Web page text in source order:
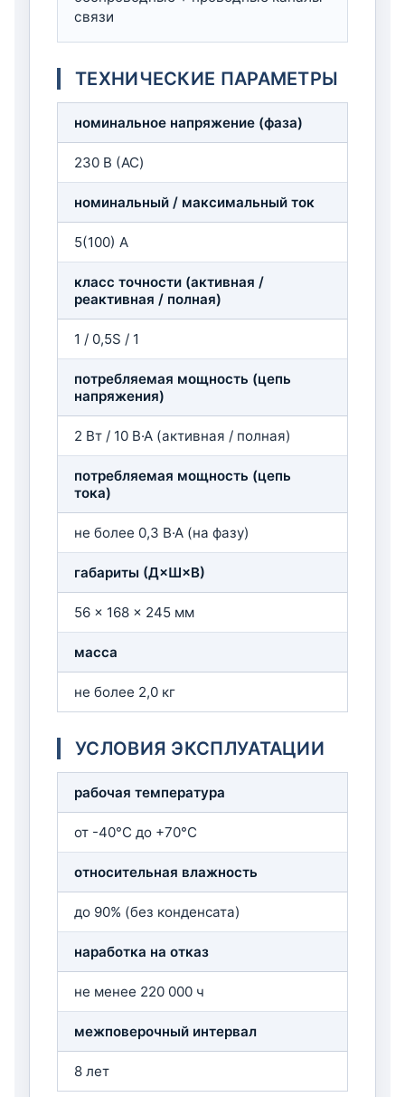
связи
ТЕХНИЧЕСКИЕ ПАРАМЕТРЫ
номинальное напряжение (фаза)
230 В (AC)
номинальный / максимальный ток
5(100) А
класс точности (активная /
реактивная / полная)
1 / 0,5S / 1
потребляемая мощность (цепь
напряжения)
2 Вт / 10 В·А (активная / полная)
потребляемая мощность (цепь
тока)
не более 0,3 В·А (на фазу)
габариты (Д×Ш×В)
56 × 168 × 245 мм
масса
не более 2,0 кг
УСЛОВИЯ ЭКСПЛУАТАЦИИ
рабочая температура
от -40°C до +70°C
относительная влажность
до 90% (без конденсата)
наработка на отказ
не менее 220 000 ч
межповерочный интервал
8 лет